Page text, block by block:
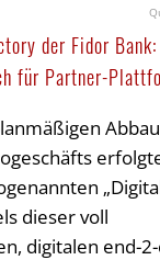
der Fidor
für Partner-
dieser voll
digitalen end-